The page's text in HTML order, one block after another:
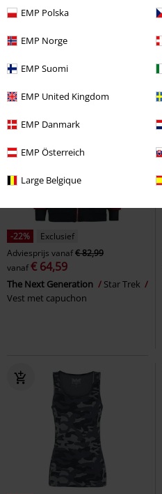
EMP Polska
EMP Norge
EMP Suomi
EMP United Kingdom
EMP Danmark
EMP Österreich
Large Belgique
Ladies Cropped Rib Top
-22%
Exclusief
Adviesprijs vanaf€ 82,99
vanaf€ 64,59
The Next Generation
Star Trek
Vest met capuchon